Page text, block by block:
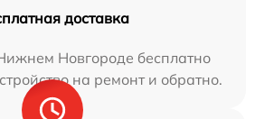
доставка
Новгороде бесплатно
на ремонт и обратно.